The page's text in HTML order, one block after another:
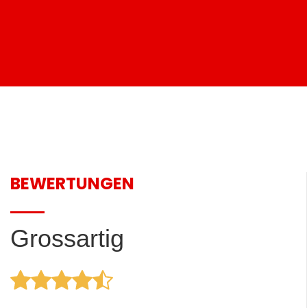
BEWERTUNGEN
Grossartig